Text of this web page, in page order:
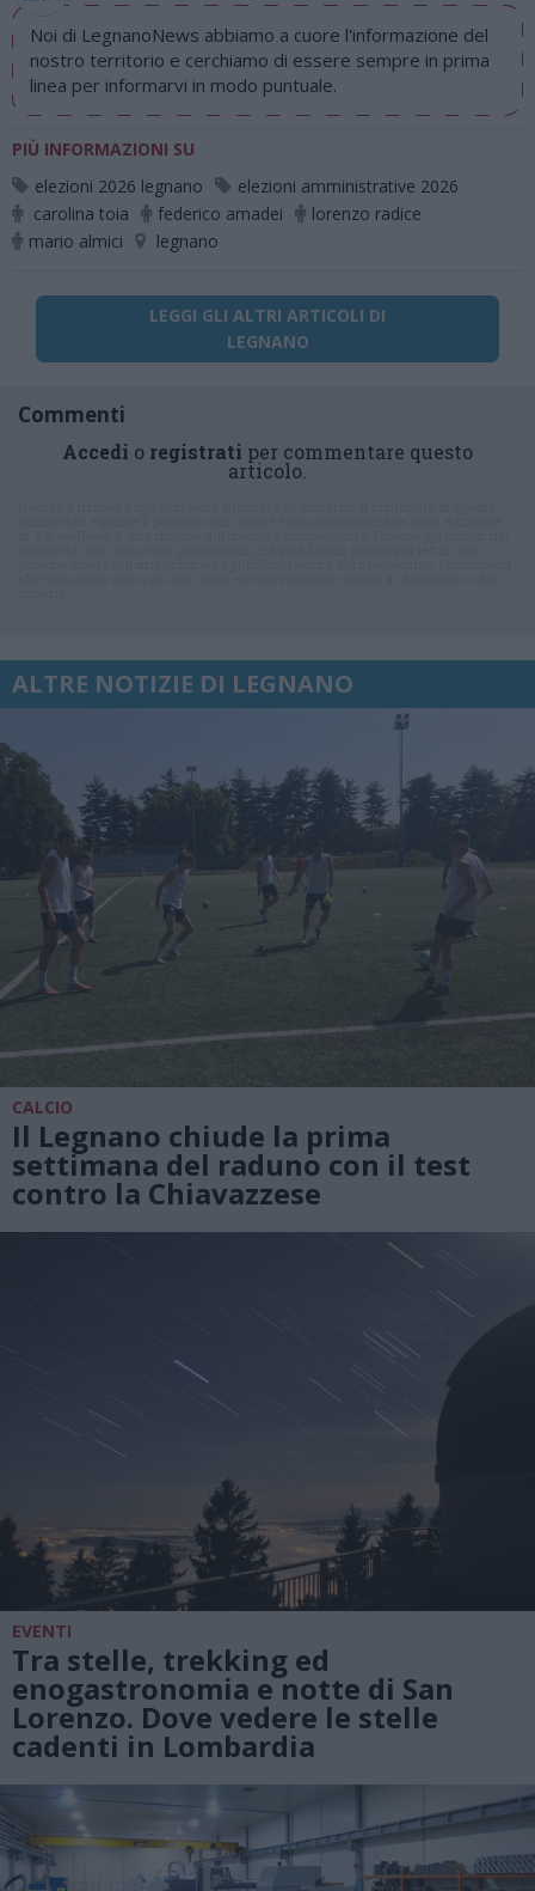
Noi di LegnanoNews abbiamo a cuore l'informazione del
nostro territorio e cerchiamo di essere sempre in prima
linea per informarvi in modo puntuale.
PIÙ INFORMAZIONI SU
elezioni 2026 legnano
elezioni amministrative 2026
carolina toia
federico amadei
lorenzo radice
mario almici
legnano
LEGGI GLI ALTRI ARTICOLI DI
LEGNANO
Commenti
Accedi o registrati per commentare questo
articolo.
ALTRE NOTIZIE DI LEGNANO
CALCIO
Il Legnano chiude la prima
settimana del raduno con il test
contro la Chiavazzese
EVENTI
Tra stelle, trekking ed
enogastronomia e notte di San
Lorenzo. Dove vedere le stelle
cadenti in Lombardia